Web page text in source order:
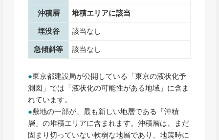
沖積層 堆積エリアに該当
埋没谷 該当なし
急傾斜等 該当なし
●東京都建設局が公開している「東京の液状化予
測図」では「液状化の可能性がある地域」に含ま
れています。
●敷地の一部が、最も新しい地層である「沖積
層」の堆積エリアに含まれます。沖積層は、まだ
固まり切っていない軟弱な地層であり、地震時に